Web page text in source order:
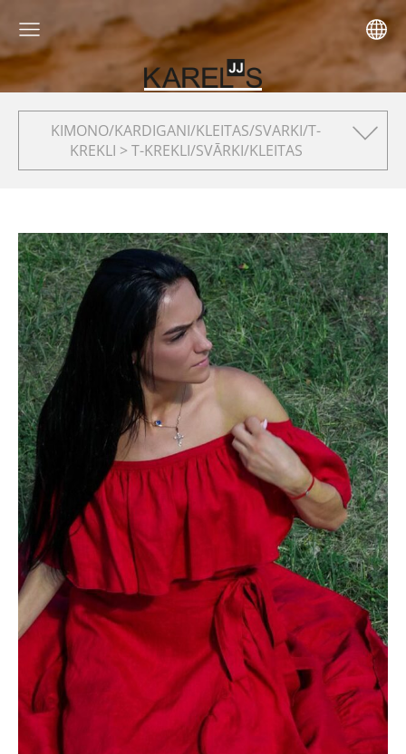
KIMONO/KARDIGANI/KLEITAS/SVARKI/T-
KREKLI > T-KREKLI/SVĀRKI/KLEITAS